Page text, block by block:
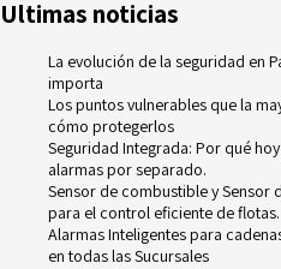
Ultimas noticias
La evolución de la seguridad en
importa
Los puntos vulnerables que la
cómo protegerlos
Seguridad Integrada: Por qué
alarmas por separado.
Sensor de combustible y Sensor
para el control eficiente de flotas.
Alarmas Inteligentes para
en todas las Sucursales